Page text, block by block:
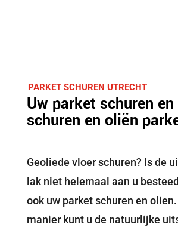
PARKET SCHUREN UTRECHT
Uw parket schuren
schuren en oliën
Geoliede vloer schuren? Is de
lak niet helemaal aan u
ook uw parket schuren en olien.
manier kunt u de natuurlijke